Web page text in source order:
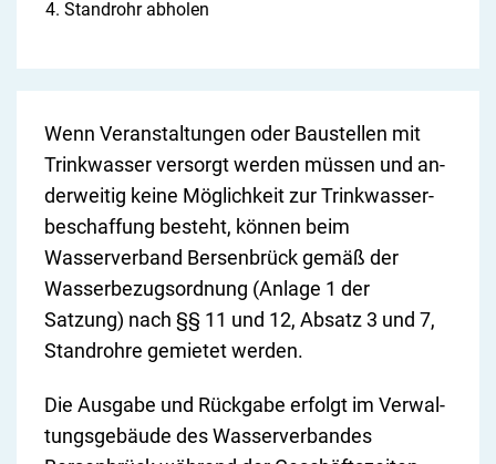
Standrohr abholen
Wenn Ver­an­stal­tungen oder Bau­stel­len mit
Trink­was­ser ver­sor­gt werden müs­sen und an­
der­wei­tig kei­ne Mög­lich­keit zur Trink­was­ser­
beschaffung be­steht, kön­nen beim
Wasserverband Bersenbrück gemäß der
Wasserbezugsordnung (Anlage 1 der
Satzung) nach §§ 11 und 12, Absatz 3 und 7,
Stan­d­roh­re gemie­tet werden.
Die Aus­ga­be und Rück­ga­be er­folgt im Ver­wal­
tungs­ge­bäu­de des Wasserverbandes